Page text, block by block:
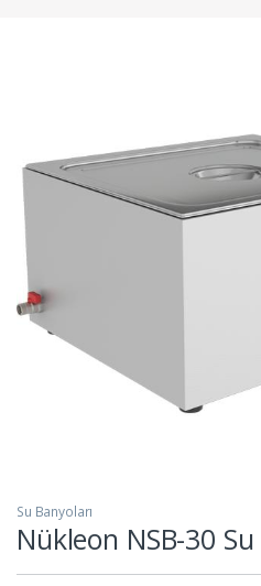
Su Banyoları
Nükleon NSB-30